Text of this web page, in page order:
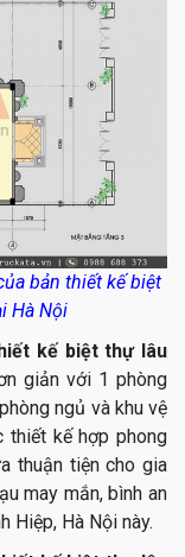
bản thiết kế biệt
Hà Nội
kế biệt thự lâu
giản với 1 phòng
ngủ và khu vệ
thiết kế hợp phong
thuận tiện cho gia
may mắn, bình an
Hiệp, Hà Nội này.